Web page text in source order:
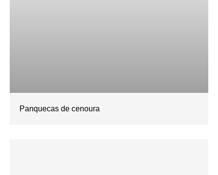
Panquecas de cenoura